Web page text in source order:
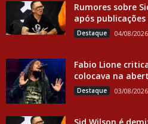
Rumores sobre
após
Destaque 04/08/2026
Fabio Lione
colocava na
Destaque 03/08/2026
Sid Wilson é